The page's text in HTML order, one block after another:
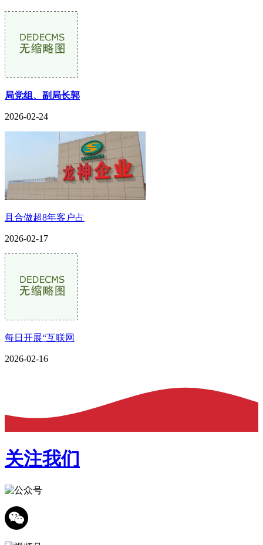
局党组、副局长郭
2026-02-24
且合做超8年客户占
2026-02-17
每日开展“互联网
2026-02-16
关注我们